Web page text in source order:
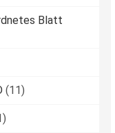
Blatt
(11)